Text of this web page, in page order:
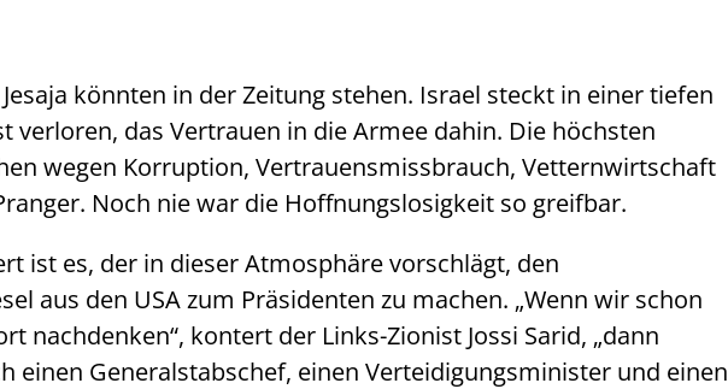
könnten in der Zeitung stehen. Israel steckt in einer tiefen
verloren, das Vertrauen in die Armee dahin. Die höchsten
wegen Korruption, Vertrauensmissbrauch, Vetternwirtschaft
Noch nie war die Hoffnungslosigkeit so greifbar.
ist es, der in dieser Atmosphäre vorschlägt, den
aus den USA zum Präsidenten zu machen. „Wenn wir schon
nachdenken“, kontert der Links-Zionist Jossi Sarid, „dann
einen Generalstabschef, einen Verteidigungsminister und einen